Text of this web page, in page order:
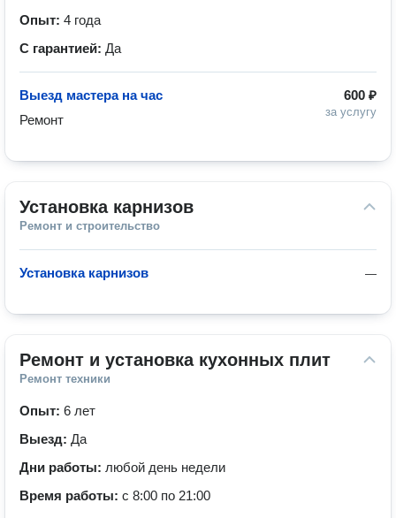
Опыт: 4 года
С гарантией: Да
600 ₽
за услугу
Выезд мастера на час
Ремонт
Установка карнизов
Ремонт и строительство
—
Установка карнизов
Ремонт и установка кухонных плит
Ремонт техники
Опыт: 6 лет
Выезд: Да
Дни работы: любой день недели
Время работы: с 8:00 по 21:00